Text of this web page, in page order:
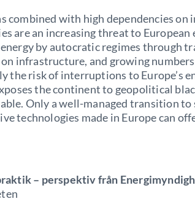
combined with high dependencies on
are an increasing threat to European
by autocratic regimes through
infrastructure, and growing
the risk of interruptions to Europe’s
the continent to geopolitical
Only a well-managed transition to
technologies made in Europe can
– perspektiv från